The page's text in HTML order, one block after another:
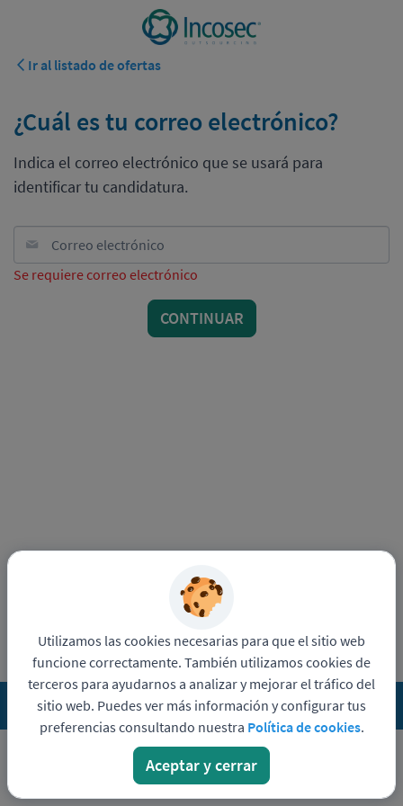
Ir al listado de ofertas
¿Cuál es tu correo electrónico?
Indica el correo electrónico que se usará para
identificar tu candidatura.
Correo electrónico
Se requiere correo electrónico
CONTINUAR
Funciona conPandapé Política de privacidad
Utilizamos las cookies necesarias para que el sitio web
funcione correctamente. También utilizamos cookies de
terceros para ayudarnos a analizar y mejorar el tráfico del
sitio web. Puedes ver más información y configurar tus
preferencias consultando nuestra Política de cookies.
Aceptar y cerrar